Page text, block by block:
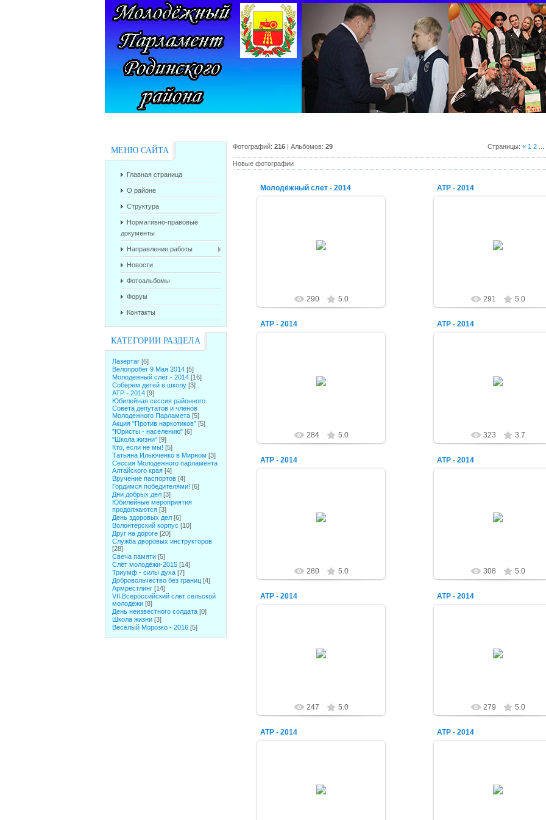
МЕНЮ САЙТА
Главная страница
О районе
Структура
Нормативно-правовые
документы
Направление работы
Новости
Фотоальбомы
Форум
Контакты
КАТЕГОРИИ РАЗДЕЛА
Лазертаг [6]
Велопробег 9 Мая 2014 [5]
Молодёжный слёт - 2014 [16]
Соберем детей в школу [3]
АТР - 2014 [9]
Юбилейная сессия районного
Совета депутатов и членов
Молодежного Парламета [5]
Акция "Против наркотиков" [5]
"Юристы - населению" [6]
"Школа жизни" [9]
Кто, если не мы! [5]
Татьяна Ильюченко в Мирном [3]
Сессия Молодёжного парламента
Алтайского края [4]
Вручение паспортов [4]
Гордимся победителями! [6]
Дни добрых дел [3]
Юбилейные мероприятия
продолжаются [3]
День здоровых дел [6]
Волонтерский корпус [10]
Друг на дороге [20]
Служба дворовых инструкторов
[28]
Свеча памяти [5]
Слёт молодёжи-2015 [14]
Триумф - силы духа [7]
Добровольчество без границ [4]
Армрестлинг [14]
VII Всероссийский слет сельской
молодежи [8]
День неизвестного солдата [0]
Школа жизни [3]
Весёлый Морозко - 2016 [5]
Фотографий: 216 | Альбомов: 29 Страницы: « 1 2
Новые фотографии
Молодёжный слет - 2014
290 5.0
АТР - 2014
291 5.0
АТР - 2014
284 5.0
АТР - 2014
323 3.7
АТР - 2014
280 5.0
АТР - 2014
308 5.0
АТР - 2014
247 5.0
АТР - 2014
279 5.0
АТР - 2014 АТР - 2014